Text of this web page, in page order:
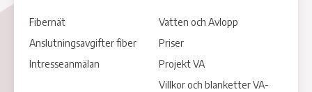
Fibernät
Anslutningsavgifter fiber
Intresseanmälan
Vatten och Avlopp
Priser
Projekt VA
Villkor och blanketter VA-